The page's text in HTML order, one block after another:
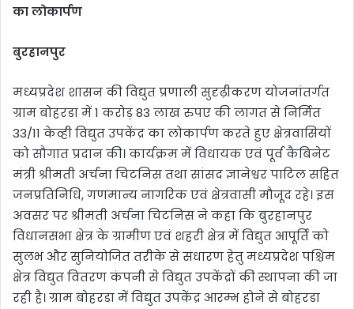
का लोकार्पण
बुरहानपुर
मध्यप्रदेश शासन की विद्युत प्रणाली सुदृढ़ीकरण योजनांतर्गत
ग्राम बोहरडा में 1 करोड़ 83 लाख रुपए की लागत से निर्मित
33/11 केव्ही विद्युत उपकेंद्र का लोकार्पण करते हुए क्षेत्रवासियों
को सौगात प्रदान की। कार्यक्रम में विधायक एवं पूर्व कैबिनेट
मंत्री श्रीमती अर्चना चिटनिस तथा सांसद ज्ञानेश्वर पाटिल सहित
जनप्रतिनिधि, गणमान्य नागरिक एवं क्षेत्रवासी मौजूद रहे। इस
अवसर पर श्रीमती अर्चना चिटनिस ने कहा कि बुरहानपुर
विधानसभा क्षेत्र के ग्रामीण एवं शहरी क्षेत्र में विद्युत आपूर्ति को
सुलभ और सुनियोजित तरीके से संधारण हेतु मध्यप्रदेश पश्चिम
क्षेत्र विद्युत वितरण कंपनी से विद्युत उपकेंद्रों की स्थापना की जा
रही है। ग्राम बोहरडा में विद्युत उपकेंद्र आरम्भ होने से बोहरडा